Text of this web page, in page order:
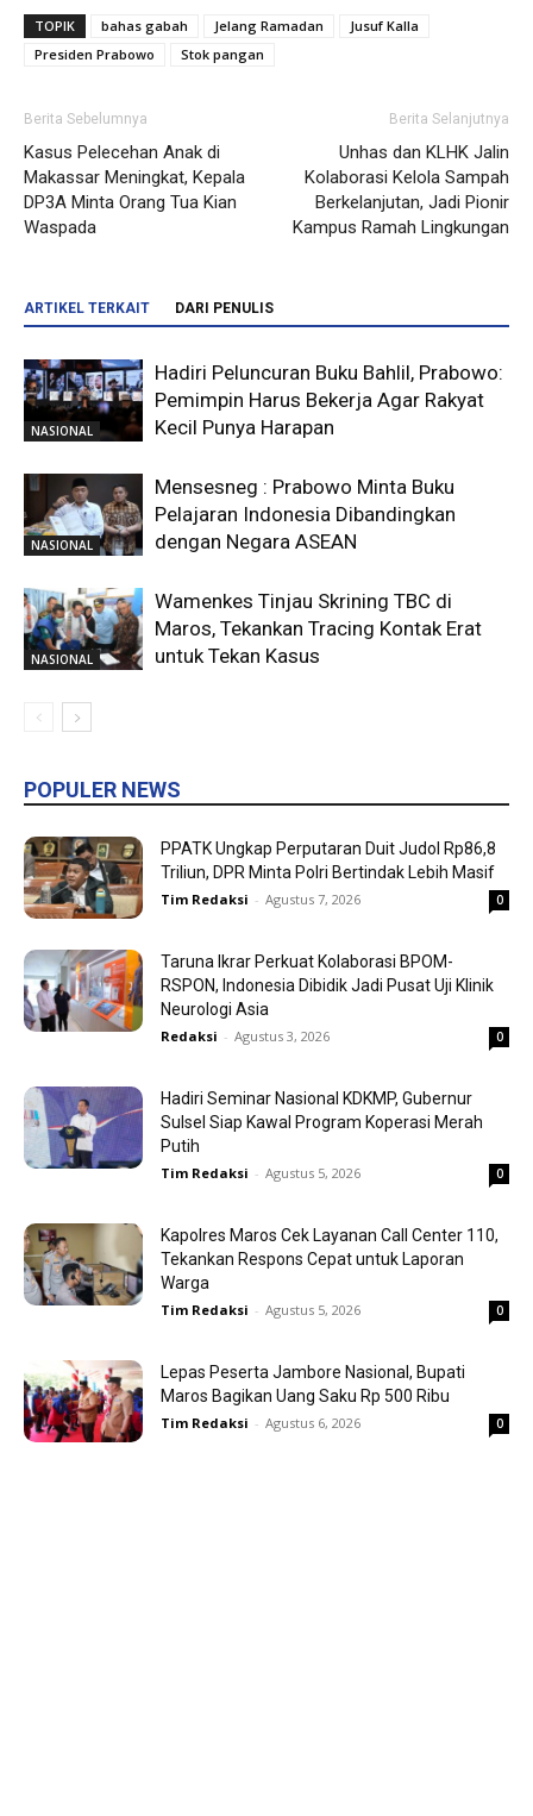
TOPIK bahas gabah Jelang Ramadan
Jusuf Kalla
Presiden Prabowo
Stok pangan
Berita Sebelumnya
Kasus Pelecehan Anak di
Makassar Meningkat, Kepala
DP3A Minta Orang Tua Kian
Waspada
Berita Selanjutnya
Unhas dan KLHK Jalin
Kolaborasi Kelola Sampah
Berkelanjutan, Jadi Pionir
Kampus Ramah Lingkungan
ARTIKEL TERKAIT DARI PENULIS
NASIONAL
Hadiri Peluncuran Buku Bahlil, Prabowo:
Pemimpin Harus Bekerja Agar Rakyat
Kecil Punya Harapan
NASIONAL
Mensesneg : Prabowo Minta Buku
Pelajaran Indonesia Dibandingkan
dengan Negara ASEAN
NASIONAL
Wamenkes Tinjau Skrining TBC di
Maros, Tekankan Tracing Kontak Erat
untuk Tekan Kasus
POPULER NEWS
PPATK Ungkap Perputaran Duit Judol Rp86,8
Triliun, DPR Minta Polri Bertindak Lebih Masif
Tim Redaksi - Agustus 7, 2026 0
Taruna Ikrar Perkuat Kolaborasi BPOM-
RSPON, Indonesia Dibidik Jadi Pusat Uji Klinik
Neurologi Asia
Redaksi - Agustus 3, 2026 0
Hadiri Seminar Nasional KDKMP, Gubernur
Sulsel Siap Kawal Program Koperasi Merah
Putih
Tim Redaksi - Agustus 5, 2026 0
Kapolres Maros Cek Layanan Call Center 110,
Tekankan Respons Cepat untuk Laporan
Warga
Tim Redaksi - Agustus 5, 2026 0
Lepas Peserta Jambore Nasional, Bupati
Maros Bagikan Uang Saku Rp 500 Ribu
Tim Redaksi - Agustus 6, 2026 0